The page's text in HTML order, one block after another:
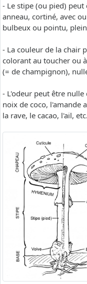
- Le stipe (ou pied)
anneau, cortiné, avec
bulbeux ou pointu,
- La couleur de la chair
colorant au toucher ou
(= de champignon),
- L'odeur peut être
noix de coco, l'amande
la rave, le cacao, l'ail, etc.